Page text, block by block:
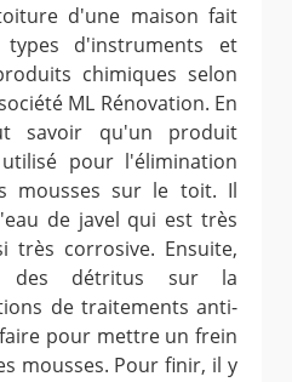
d'une maison fait
d'instruments et
chimiques selon
ML Rénovation. En
savoir qu'un produit
pour l'élimination
mousses sur le toit. Il
de javel qui est très
très corrosive. Ensuite,
des détritus sur la
de traitements anti-
pour mettre un frein
mousses. Pour finir, il y